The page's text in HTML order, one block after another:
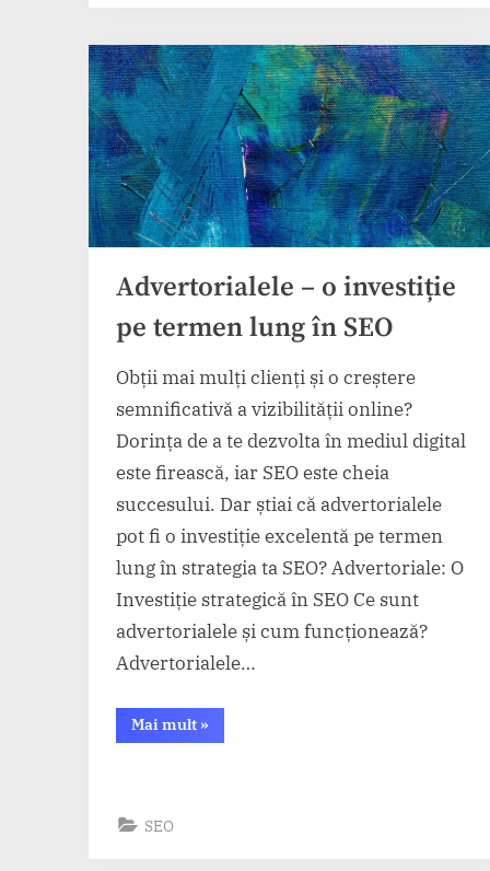
Advertorialele – o investiție
pe termen lung în SEO
Obții mai mulți clienți și o creștere
semnificativă a vizibilității online?
Dorința de a te dezvolta în mediul digital
este firească, iar SEO este cheia
succesului. Dar știai că advertorialele
pot fi o investiție excelentă pe termen
lung în strategia ta SEO? Advertoriale: O
Investiție strategică în SEO Ce sunt
advertorialele și cum funcționează?
Advertorialele…
Mai mult“Advertorialele
–
»
SEO